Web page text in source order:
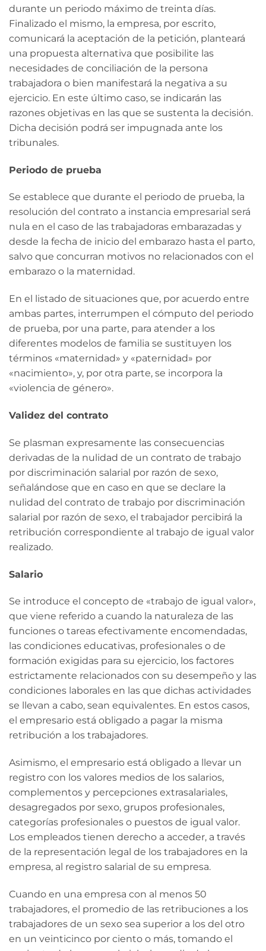
durante un periodo máximo de treinta días.
Finalizado el mismo, la empresa, por escrito,
comunicará la aceptación de la petición, planteará
una propuesta alternativa que posibilite las
necesidades de conciliación de la persona
trabajadora o bien manifestará la negativa a su
ejercicio. En este último caso, se indicarán las
razones objetivas en las que se sustenta la decisión.
Dicha decisión podrá ser impugnada ante los
tribunales.
Periodo de prueba
Se establece que durante el periodo de prueba, la
resolución del contrato a instancia empresarial será
nula en el caso de las trabajadoras embarazadas y
desde la fecha de inicio del embarazo hasta el parto,
salvo que concurran motivos no relacionados con el
embarazo o la maternidad.
En el listado de situaciones que, por acuerdo entre
ambas partes, interrumpen el cómputo del periodo
de prueba, por una parte, para atender a los
diferentes modelos de familia se sustituyen los
términos «maternidad» y «paternidad» por
«nacimiento», y, por otra parte, se incorpora la
«violencia de género».
Validez del contrato
Se plasman expresamente las consecuencias
derivadas de la nulidad de un contrato de trabajo
por discriminación salarial por razón de sexo,
señalándose que en caso en que se declare la
nulidad del contrato de trabajo por discriminación
salarial por razón de sexo, el trabajador percibirá la
retribución correspondiente al trabajo de igual valor
realizado.
Salario
Se introduce el concepto de «trabajo de igual valor»,
que viene referido a cuando la naturaleza de las
funciones o tareas efectivamente encomendadas,
las condiciones educativas, profesionales o de
formación exigidas para su ejercicio, los factores
estrictamente relacionados con su desempeño y las
condiciones laborales en las que dichas actividades
se llevan a cabo, sean equivalentes. En estos casos,
el empresario está obligado a pagar la misma
retribución a los trabajadores.
Asimismo, el empresario está obligado a llevar un
registro con los valores medios de los salarios,
complementos y percepciones extrasalariales,
desagregados por sexo, grupos profesionales,
categorías profesionales o puestos de igual valor.
Los empleados tienen derecho a acceder, a través
de la representación legal de los trabajadores en la
empresa, al registro salarial de su empresa.
Cuando en una empresa con al menos 50
trabajadores, el promedio de las retribuciones a los
trabajadores de un sexo sea superior a los del otro
en un veinticinco por ciento o más, tomando el